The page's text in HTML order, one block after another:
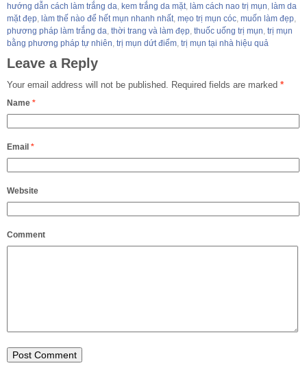
hướng dẫn cách làm trắng da, kem trắng da mặt, làm cách nao trị mụn, làm da
mặt đẹp, làm thế nào để hết mụn nhanh nhất, mẹo trị mụn cóc, muốn làm đẹp,
phương pháp làm trắng da, thời trang và làm đẹp, thuốc uống trị mụn, trị mụn
bằng phương pháp tự nhiên, trị mụn dứt điểm, trị mụn tại nhà hiệu quả
Leave a Reply
Your email address will not be published. Required fields are marked *
Name *
Email *
Website
Comment